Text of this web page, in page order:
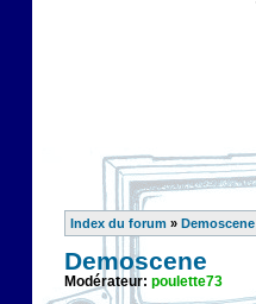
Index du forum » Demoscene
Demoscene
Modérateur: poulette73